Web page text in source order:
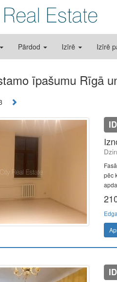
Pārdod Izīrē Izīrē
īpašumu Rīgā
pēc